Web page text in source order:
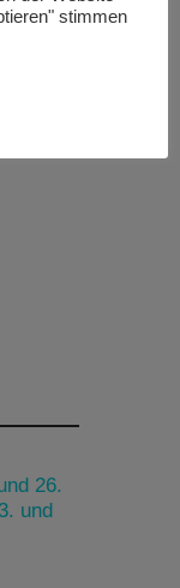
26.
und
stimmen